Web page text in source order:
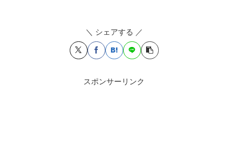
＼ シェアする ／
スポンサーリンク